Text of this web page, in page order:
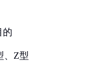
的
、Z型